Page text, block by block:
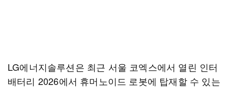
LG에너지솔루션은 최근 서울 코엑스에서 열린 인터
배터리 2026에서 휴머노이드 로봇에 탑재할 수 있는